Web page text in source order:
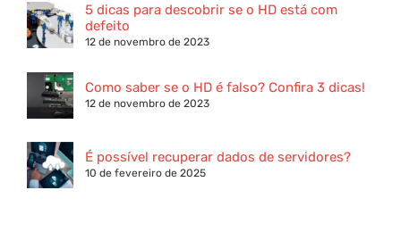
5 dicas para descobrir se o HD está com
defeito
12 de novembro de 2023
Como saber se o HD é falso? Confira 3 dicas!
12 de novembro de 2023
É possível recuperar dados de servidores?
10 de fevereiro de 2025